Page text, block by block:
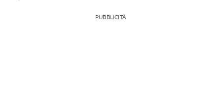
PUBBLICITÀ